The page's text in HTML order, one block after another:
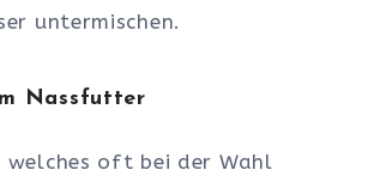
untermischen.
Nassfutter
welches oft bei der Wahl